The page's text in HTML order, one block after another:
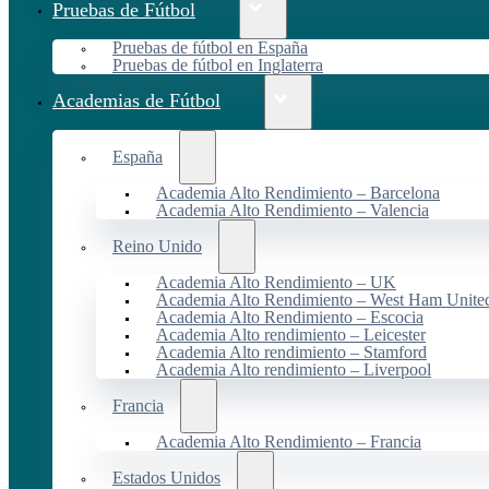
Pruebas de Fútbol
Pruebas de fútbol en España
Pruebas de fútbol en Inglaterra
Academias de Fútbol
España
Academia Alto Rendimiento – Barcelona
Academia Alto Rendimiento – Valencia
Reino Unido
Academia Alto Rendimiento – UK
Academia Alto Rendimiento – West Ham
Academia Alto Rendimiento – Escocia
Academia Alto rendimiento – Leicester
Academia Alto rendimiento – Stamford
Academia Alto rendimiento – Liverpool
Francia
Academia Alto Rendimiento – Francia
Estados Unidos